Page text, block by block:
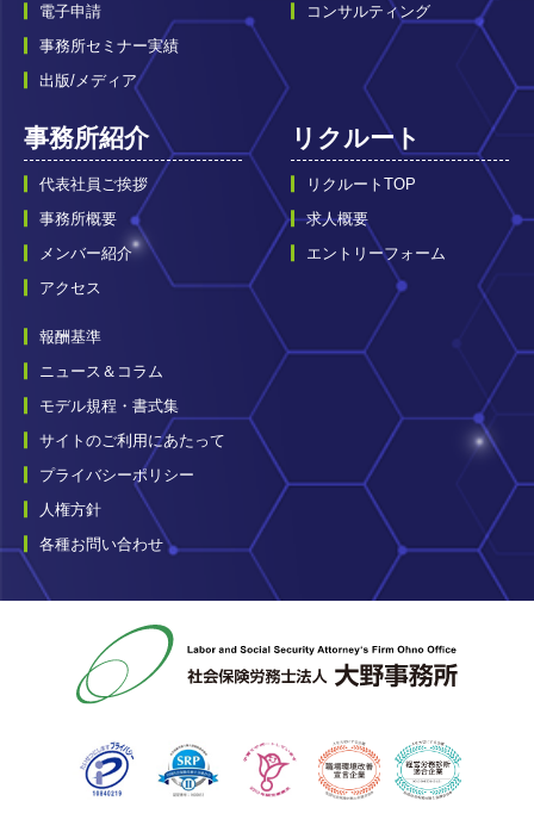
電子申請
事務所セミナー実績
出版/メディア
コンサルティング
事務所紹介
代表社員ご挨拶
事務所概要
メンバー紹介
アクセス
リクルート
リクルートTOP
求人概要
エントリーフォーム
報酬基準
ニュース＆コラム
モデル規程・書式集
サイトのご利用にあたって
プライバシーポリシー
人権方針
各種お問い合わせ